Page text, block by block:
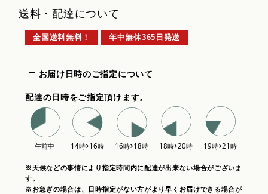
送料・配達について
全国送料無料！ 年中無休365日発送
お届け日時のご指定について
配達の日時をご指定頂けます。
※天候などの事情により指定時間内に配達が出来ない場合がございま
す。
※お急ぎの場合は、日時指定がない方がより早くお届けできる場合が